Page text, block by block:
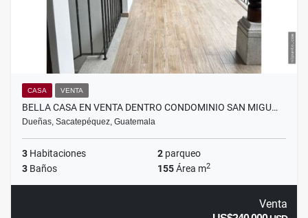
CASA VENTA
BELLA CASA EN VENTA DENTRO CONDOMINIO SAN MIGU…
Dueñas, Sacatepéquez, Guatemala
3 Habitaciones 2 parqueo
3 Baños 155Área m2
Venta